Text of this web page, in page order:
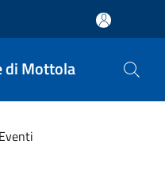
di Mottola
Eventi